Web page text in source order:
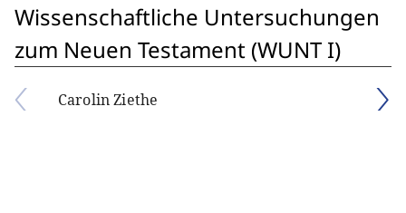
Wissenschaftliche Untersuchungen
zum Neuen Testament (WUNT I)
Carolin Ziethe